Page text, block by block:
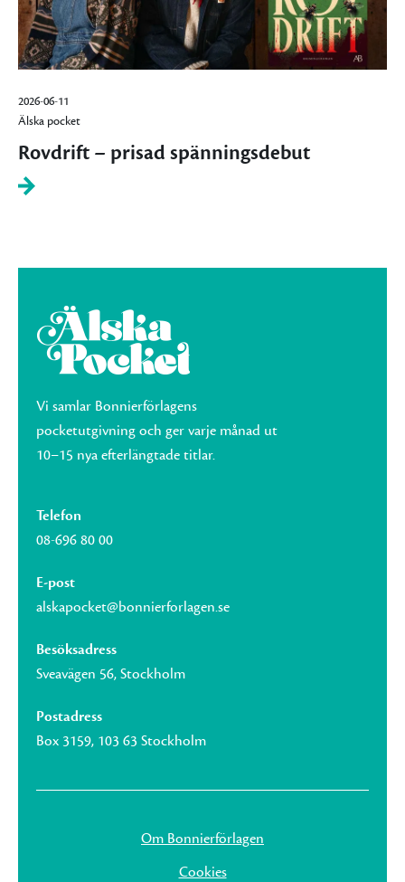
2026-06-11
Älska pocket
Rovdrift – prisad spänningsdebut
Vi samlar Bonnierförlagens
pocketutgivning och ger varje månad ut
10–15 nya efterlängtade titlar.
Telefon
08-696 80 00
E-post
alskapocket@bonnierforlagen.se
Besöksadress
Sveavägen 56, Stockholm
Postadress
Box 3159, 103 63 Stockholm
Om Bonnierförlagen
Cookies